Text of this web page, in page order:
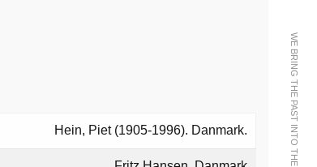
WE BRING THE PAST INTO THE FUTURE
Hein, Piet (1905-1996). Danmark.